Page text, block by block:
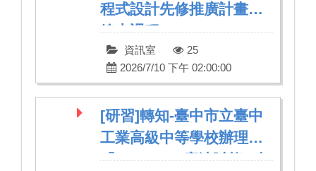
程式設計先修推廣計畫」
線上課程
資訊室
25
2026/7/10 下午 02:00:00
[研習]轉知-臺中市立臺中
工業高級中等學校辦理
「Canva AI 魔法賦能：打